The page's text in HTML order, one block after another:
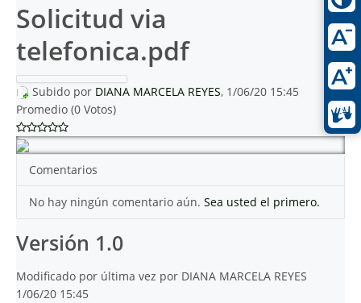
Solicitud via
telefonica.pdf
Subido por DIANA MARCELA REYES, 1/06/20 15:45
Promedio (0 Votos)
Comentarios
No hay ningún comentario aún. Sea usted el primero.
Versión 1.0
Modificado por última vez por DIANA MARCELA REYES
1/06/20 15:45